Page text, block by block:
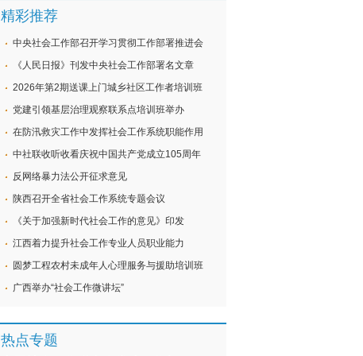
精彩推荐
中央社会工作部召开学习贯彻工作部署推进会
《人民日报》刊发中央社会工作部署名文章
2026年第2期送课上门城乡社区工作者培训班
党建引领基层治理观察联系点培训班举办
在防汛救灾工作中发挥社会工作系统职能作用
中社联收听收看庆祝中国共产党成立105周年
反网络暴力法公开征求意见
陕西召开全省社会工作系统专题会议
《关于加强新时代社会工作的意见》印发
江西着力提升社会工作专业人员职业能力
圆梦工程农村未成年人心理服务与援助培训班
广西举办“社会工作微讲坛”
热点专题